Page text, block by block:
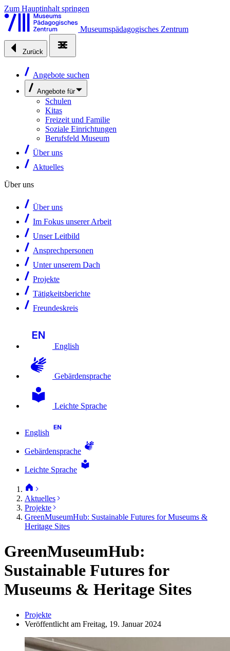
Zum Hauptinhalt springen
Museumspädagogisches Zentrum
Zurück
Angebote suchen
Angebote für
Schulen
Kitas
Freizeit und Familie
Soziale Einrichtungen
Berufsfeld Museum
Über uns
Aktuelles
Über uns
Über uns
Im Fokus unserer Arbeit
Unser Leitbild
Ansprechpersonen
Unter unserem Dach
Projekte
Tätigkeitsberichte
Freundeskreis
English
Gebärdensprache
Leichte Sprache
English
Gebärdensprache
Leichte Sprache
Aktuelles
Projekte
GreenMuseumHub: Sustainable Futures for Museums &
Heritage Sites
GreenMuseumHub:
Sustainable Futures for
Museums & Heritage Sites
Projekte
Veröffentlicht am Freitag, 19. Januar 2024